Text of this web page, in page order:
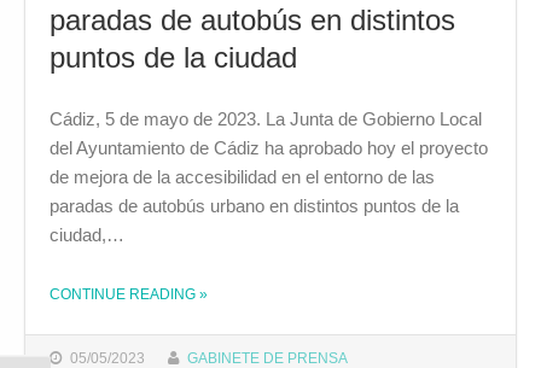
paradas de autobús en distintos
puntos de la ciudad
05/05/2023 GABINETE DE PRENSA
Cádiz, 5 de mayo de 2023. La Junta de Gobierno Local
del Ayuntamiento de Cádiz ha aprobado hoy el proyecto
de mejora de la accesibilidad en el entorno de las
paradas de autobús urbano en distintos puntos de la
ciudad,…
CONTINUE READING
THE "APROBADO EL PROYECTO DE MEJORA DE ACCESIBILIDAD EN EL ENTORNO DE PARADAS DE AUTOBÚS EN DISTINTOS PUNTOS DE LA CIUDAD"
»